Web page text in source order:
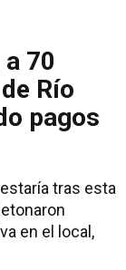
70
Río
pagos
tras esta
en el local,